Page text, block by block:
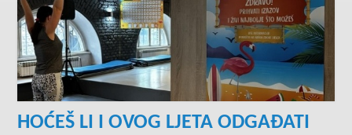
HOĆEŠ LI I OVOG LJETA ODGAĐATI